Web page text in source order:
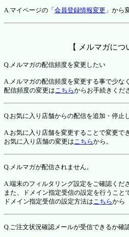
A.マイページの「 会員登録情報変更 」から
【 メルマガにつ
Q.メルマガの配信頻度を変更したい
A.メルマガの配信頻度を変更する事で少な
配信頻度の変更はこちらからお手続きくだ
Q.お気に入り店舗からの配信を追加・停止
A.お気に入り店舗を変更することで変更で
お気に入り店舗の変更はこちらから。
Q.メルマガが配信されません。
A.端末のフィルタリング設定をご確認くださ
また、ドメイン指定受信の設定を行うこと
ドメイン指定受信の設定方法はこちらから
Q.ご注文状況確認メールが受信できるか確